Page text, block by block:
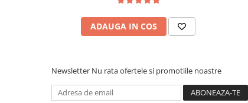
ADAUGA IN COS
Newsletter Nu rata ofertele si promotiile noastre